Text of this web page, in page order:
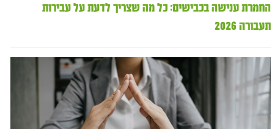
החמרת ענישה בכבישים: כל מה שצריך לדעת על עבירות
תעבורה 2026